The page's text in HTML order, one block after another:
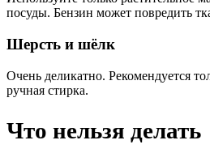
посуды. Бензин может повредить
Шерсть и шёлк
Очень деликатно. Рекомендуется
ручная стирка.
Что нельзя делать